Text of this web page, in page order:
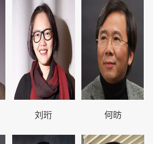
刘珩 何昉